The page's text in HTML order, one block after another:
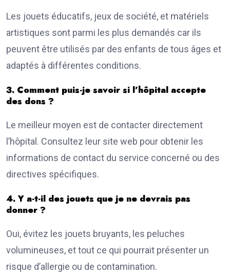
Les jouets éducatifs, jeux de société, et matériels
artistiques sont parmi les plus demandés car ils
peuvent être utilisés par des enfants de tous âges et
adaptés à différentes conditions.
3. Comment puis-je savoir si l’hôpital accepte
des dons ?
Le meilleur moyen est de contacter directement
l’hôpital. Consultez leur site web pour obtenir les
informations de contact du service concerné ou des
directives spécifiques.
4. Y a-t-il des jouets que je ne devrais pas
donner ?
Oui, évitez les jouets bruyants, les peluches
volumineuses, et tout ce qui pourrait présenter un
risque d’allergie ou de contamination.